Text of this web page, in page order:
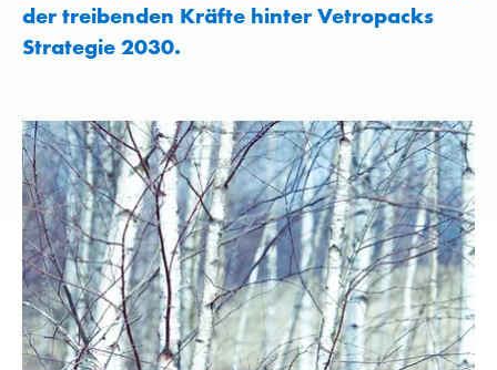
der treibenden Kräfte hinter Vetropacks
Strategie 2030.